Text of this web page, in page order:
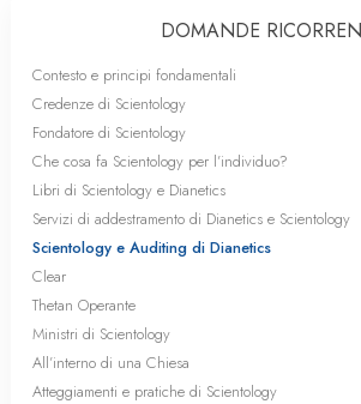
DOMANDE
Contesto e principi fondamentali
Credenze di Scientology
Fondatore di Scientology
Che cosa fa Scientology per l’individuo?
Libri di Scientology e Dianetics
Servizi di addestramento di Dianetics e Scientology
Scientology e Auditing di Dianetics
Clear
Thetan Operante
Ministri di Scientology
All’interno di una Chiesa
Atteggiamenti e pratiche di Scientology